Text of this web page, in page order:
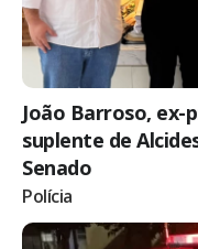
João Barroso,
suplente de
Senado
Polícia